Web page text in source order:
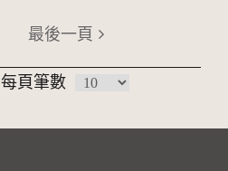
最後一頁
每頁筆數